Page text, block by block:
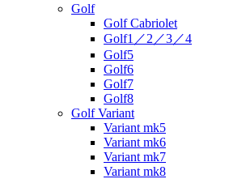
Golf
Golf Cabriolet
Golf1／2／3／4
Golf5
Golf6
Golf7
Golf8
Golf Variant
Variant mk5
Variant mk6
Variant mk7
Variant mk8